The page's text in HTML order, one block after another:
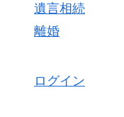
遺言相続
離婚
ログイン